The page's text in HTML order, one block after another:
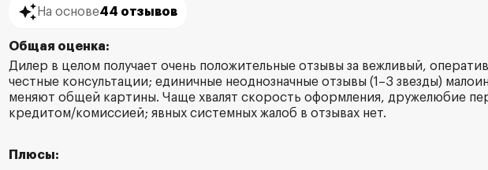
На основе44 отзывов
Общая оценка:
Дилер в целом получает очень положительные отзывы за вежливый,
честные консультации; единичные неоднозначные отзывы (1–3 звезды)
меняют общей картины. Чаще хвалят скорость оформления, дружелюбие
кредитом/комиссией; явных системных жалоб в отзывах нет.
Плюсы: